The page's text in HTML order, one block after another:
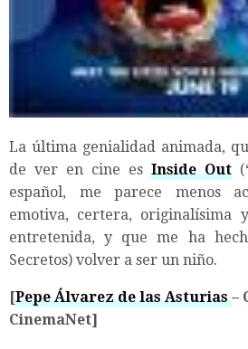
La última genialidad animada,
de ver en cine es Inside Out
español, me parece menos
emotiva, certera, originalísima
entretenida, y que me ha
Secretos) volver a ser un niño.
[Pepe Álvarez de las Asturias–
CinemaNet]